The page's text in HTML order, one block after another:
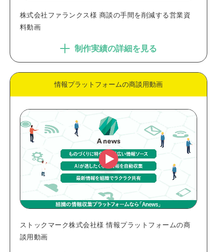
株式会社ファランクス様 商談の手間を削減する営業資
料動画
制作実績の詳細を見る
情報プラットフォームの商談用動画
ストックマーク株式会社様 情報プラットフォームの商
談用動画